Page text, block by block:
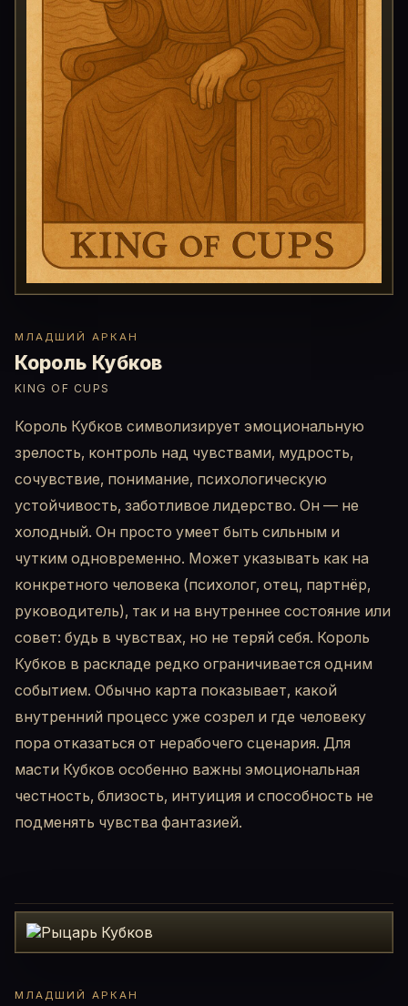
МЛАДШИЙ АРКАН
Король Кубков
KING OF CUPS
Король Кубков символизирует эмоциональную
зрелость, контроль над чувствами, мудрость,
сочувствие, понимание, психологическую
устойчивость, заботливое лидерство. Он — не
холодный. Он просто умеет быть сильным и
чутким одновременно. Может указывать как на
конкретного человека (психолог, отец, партнёр,
руководитель), так и на внутреннее состояние или
совет: будь в чувствах, но не теряй себя. Король
Кубков в раскладе редко ограничивается одним
событием. Обычно карта показывает, какой
внутренний процесс уже созрел и где человеку
пора отказаться от нерабочего сценария. Для
масти Кубков особенно важны эмоциональная
честность, близость, интуиция и способность не
подменять чувства фантазией.
МЛАДШИЙ АРКАН